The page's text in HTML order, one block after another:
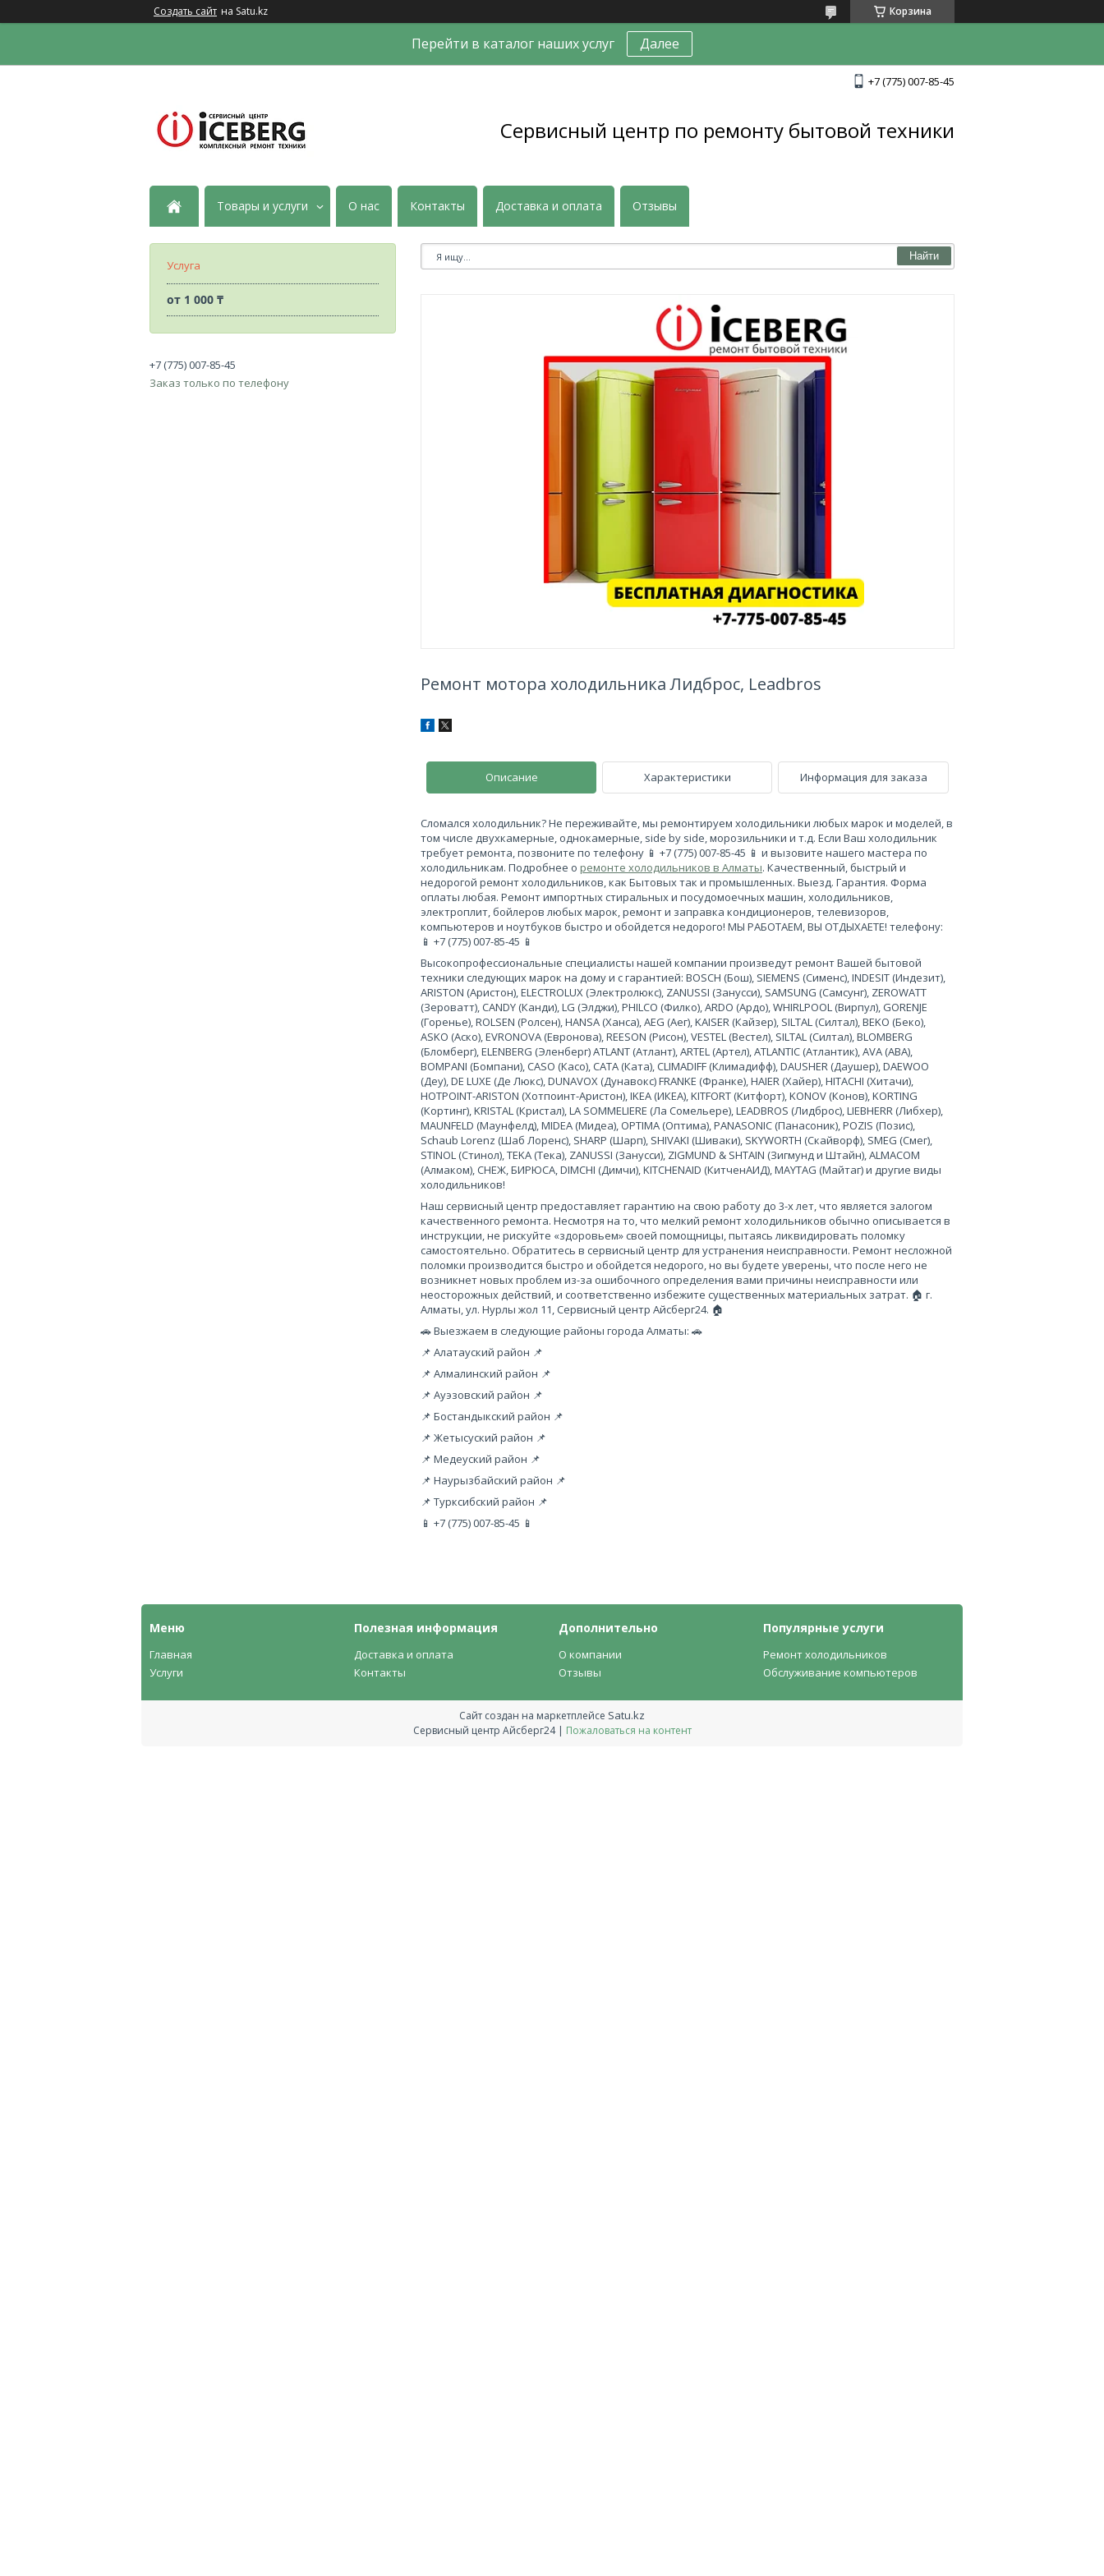
Создать сайт на Satu.kz Корзина
Перейти в каталог наших услуг Далее
+7 (775) 007-85-45
Сервисный центр по ремонту бытовой техники
Товары и услуги О нас Контакты Доставка и оплата Отзывы
Найти
Ремонт мотора холодильника Лидброс, Leadbros
Описание Характеристики Информация для заказа
Сломался холодильник? Не переживайте, мы ремонтируем холодильники любых марок и моделей, в
том числе двухкамерные, однокамерные, side by side, морозильники и т.д. Если Ваш холодильник
требует ремонта, позвоните по телефону 📱 +7 (775) 007-85-45 📱 и вызовите нашего мастера по
холодильникам. Подробнее о ремонте холодильников в Алматы. Качественный, быстрый и
недорогой ремонт холодильников, как Бытовых так и промышленных. Выезд. Гарантия. Форма
оплаты любая. Ремонт импортных стиральных и посудомоечных машин, холодильников,
электроплит, бойлеров любых марок, ремонт и заправка кондиционеров, телевизоров,
компьютеров и ноутбуков быстро и обойдется недорого! МЫ РАБОТАЕМ, ВЫ ОТДЫХАЕТЕ! телефону:
📱 +7 (775) 007-85-45 📱
Высокопрофессиональные специалисты нашей компании произведут ремонт Вашей бытовой
техники следующих марок на дому и с гарантией: BOSCH (Бош), SIEMENS (Сименс), INDESIT (Индезит),
ARISTON (Аристон), ELECTROLUX (Электролюкс), ZANUSSI (Занусси), SAMSUNG (Самсунг), ZEROWATT
(Зероватт), CANDY (Канди), LG (Элджи), PHILCO (Филко), ARDO (Ардо), WHIRLPOOL (Вирпул), GORENJE
(Горенье), ROLSEN (Ролсен), HANSA (Ханса), AEG (Аег), KAISER (Кайзер), SILTAL (Силтал), BEKO (Беко),
ASKO (Аско), EVRONOVA (Евронова), REESON (Рисон), VESTEL (Вестел), SILTAL (Силтал), BLOMBERG
(Бломберг), ELENBERG (Эленберг) ATLANT (Атлант), ARTEL (Артел), ATLANTIC (Атлантик), AVA (АВА),
BOMPANI (Бомпани), CASO (Касо), CATA (Ката), CLIMADIFF (Климадифф), DAUSHER (Даушер), DAEWOO
(Деу), DE LUXE (Де Люкс), DUNAVOX (Дунавокс) FRANKE (Франке), HAIER (Хайер), HITACHI (Хитачи),
HOTPOINT-ARISTON (Хотпоинт-Аристон), IKEA (ИКЕА), KITFORT (Китфорт), KONOV (Конов), KORTING
(Кортинг), KRISTAL (Кристал), LA SOMMELIERE (Ла Сомельере), LEADBROS (Лидброс), LIEBHERR (Либхер),
MAUNFELD (Маунфелд), MIDEA (Мидеа), OPTIMA (Оптима), PANASONIC (Панасоник), POZIS (Позис),
Schaub Lorenz (Шаб Лоренс), SHARP (Шарп), SHIVAKI (Шиваки), SKYWORTH (Скайворф), SMEG (Смег),
STINOL (Стинол), TEKA (Тека), ZANUSSI (Занусси), ZIGMUND & SHTAIN (Зигмунд и Штайн), ALMACOM
(Алмаком), СНЕЖ, БИРЮСА, DIMCHI (Димчи), KITCHENAID (КитченАИД), MAYTAG (Майтаг) и другие виды
холодильников!
Наш сервисный центр предоставляет гарантию на свою работу до 3-х лет, что является залогом
качественного ремонта. Несмотря на то, что мелкий ремонт холодильников обычно описывается в
инструкции, не рискуйте «здоровьем» своей помощницы, пытаясь ликвидировать поломку
самостоятельно. Обратитесь в сервисный центр для устранения неисправности. Ремонт несложной
поломки производится быстро и обойдется недорого, но вы будете уверены, что после него не
возникнет новых проблем из-за ошибочного определения вами причины неисправности или
неосторожных действий, и соответственно избежите существенных материальных затрат. 🏠 г.
Алматы, ул. Нурлы жол 11, Сервисный центр Айсберг24. 🏠
🚗 Выезжаем в следующие районы города Алматы: 🚗
📌 Алатауский район 📌
📌 Алмалинский район 📌
📌 Ауэзовский район 📌
📌 Бостандыкский район 📌
📌 Жетысуский район 📌
📌 Медеуский район 📌
📌 Наурызбайский район 📌
📌 Турксибский район 📌
📱 +7 (775) 007-85-45 📱
Услуга
от 1 000 ₸
+7 (775) 007-85-45
Заказ только по телефону
Меню
Главная
Услуги
Полезная информация
Доставка и оплата
Контакты
Дополнительно
О компании
Отзывы
Популярные услуги
Ремонт холодильников
Обслуживание компьютеров
Сайт создан на маркетплейсе Satu.kz
Сервисный центр Айсберг24 | Пожаловаться на контент